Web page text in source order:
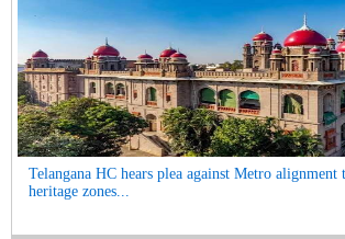
Telangana HC hears plea against Metro
heritage zones...